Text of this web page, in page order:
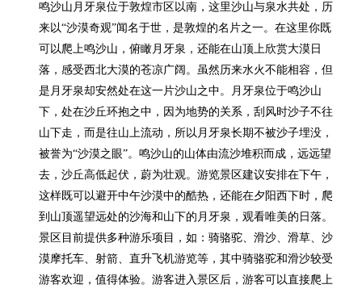
鸣沙山月牙泉位于敦煌市区以南，这里沙山与泉水共处，历
来以“沙漠奇观”闻名于世，是敦煌的名片之一。在这里你既
可以爬上鸣沙山，俯瞰月牙泉，还能在山顶上欣赏大漠日
落，感受西北大漠的苍凉广阔。虽然历来水火不能相容，但
是月牙泉却安然处在这一片沙山之中。月牙泉位于鸣沙山
下，处在沙丘环抱之中，因为地势的关系，刮风时沙子不往
山下走，而是往山上流动，所以月牙泉长期不被沙子埋没，
被誉为“沙漠之眼”。鸣沙山的山体由流沙堆积而成，远远望
去，沙丘高低起伏，蔚为壮观。游览景区建议安排在下午，
这样既可以避开中午沙漠中的酷热，还能在夕阳西下时，爬
到山顶遥望远处的沙海和山下的月牙泉，观看唯美的日落。
景区目前提供多种游乐项目，如：骑骆驼、滑沙、滑草、沙
漠摩托车、射箭、直升飞机游览等，其中骑骆驼和滑沙较受
游客欢迎，值得体验。游客进入景区后，游客可以直接爬上